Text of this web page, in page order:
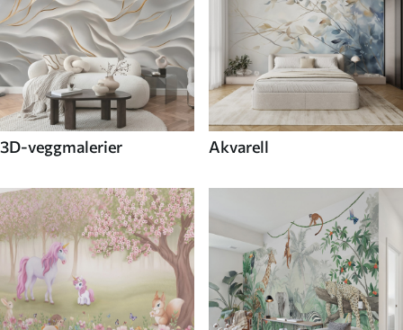
3D-veggmalerier Akvarell